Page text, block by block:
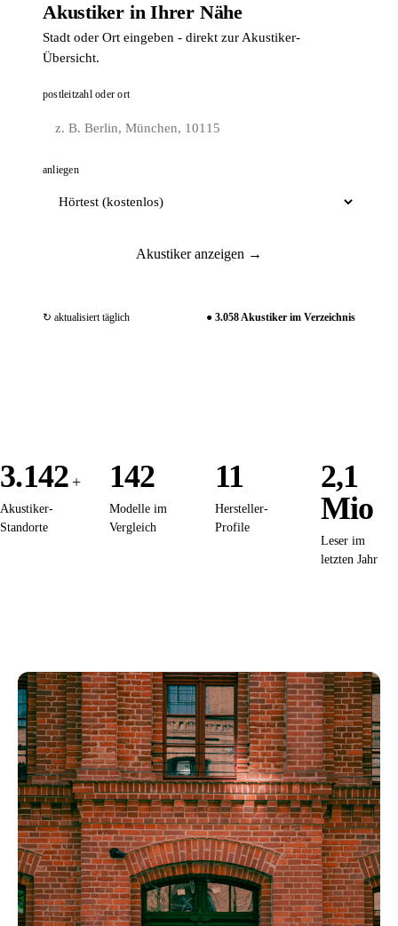
Akustiker in Ihrer Nähe
Stadt oder Ort eingeben - direkt zur Akustiker-
Übersicht.
postleitzahl oder ort
anliegen
Akustiker anzeigen →
↻ aktualisiert täglich ● 3.058 Akustiker im Verzeichnis
3.142 +
Akustiker-
Standorte
142
Modelle im
Vergleich
11
Hersteller-
Profile
2,1
Mio
Leser im
letzten Jahr